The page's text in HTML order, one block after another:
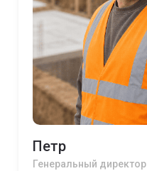
Петр
Генеральный директор